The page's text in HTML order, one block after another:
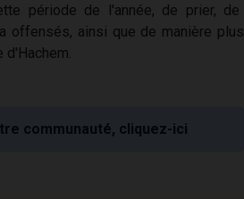
période de l'année, de prier, de
offensés, ainsi que de manière plus
communauté, cliquez-ici